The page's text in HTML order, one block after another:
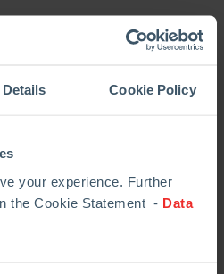
Details Cookie Policy
your experience. Further
the Cookie Statement - Data